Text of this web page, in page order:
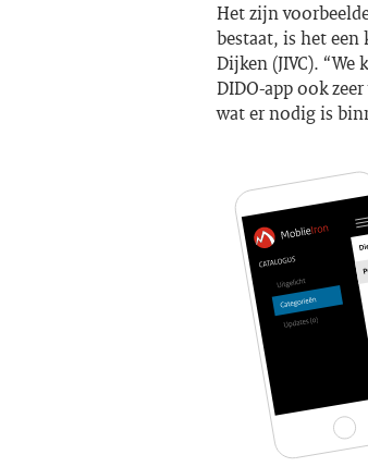
Het zijn
bestaat, is het een
Dijken (JIVC).
DIDO-app ook
wat er nodig is